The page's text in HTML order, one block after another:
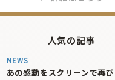
人気の記事
NEWS
あの感動をスクリーンで再